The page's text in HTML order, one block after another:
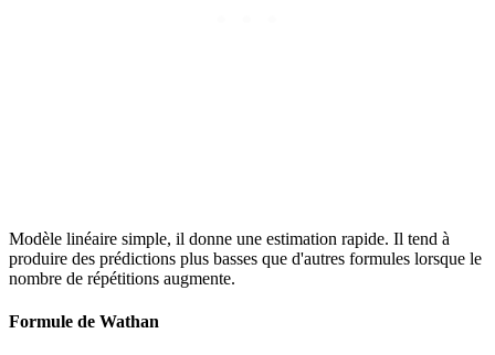
Modèle linéaire simple, il donne une estimation rapide. Il tend à
produire des prédictions plus basses que d'autres formules lorsque le
nombre de répétitions augmente.
Formule de Wathan